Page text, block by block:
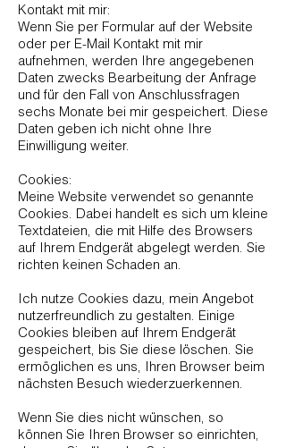
Kontakt mit mir:
Wenn Sie per Formular auf der Website
oder per E-Mail Kontakt mit mir
aufnehmen, werden Ihre angegebenen
Daten zwecks Bearbeitung der Anfrage
und für den Fall von Anschlussfragen
sechs Monate bei mir gespeichert. Diese
Daten geben ich nicht ohne Ihre
Einwilligung weiter.
Cookies:
Meine Website verwendet so genannte
Cookies. Dabei handelt es sich um kleine
Textdateien, die mit Hilfe des Browsers
auf Ihrem Endgerät abgelegt werden. Sie
richten keinen Schaden an.
Ich nutze Cookies dazu, mein Angebot
nutzerfreundlich zu gestalten. Einige
Cookies bleiben auf Ihrem Endgerät
gespeichert, bis Sie diese löschen. Sie
ermöglichen es uns, Ihren Browser beim
nächsten Besuch wiederzuerkennen.
Wenn Sie dies nicht wünschen, so
können Sie Ihren Browser so einrichten,